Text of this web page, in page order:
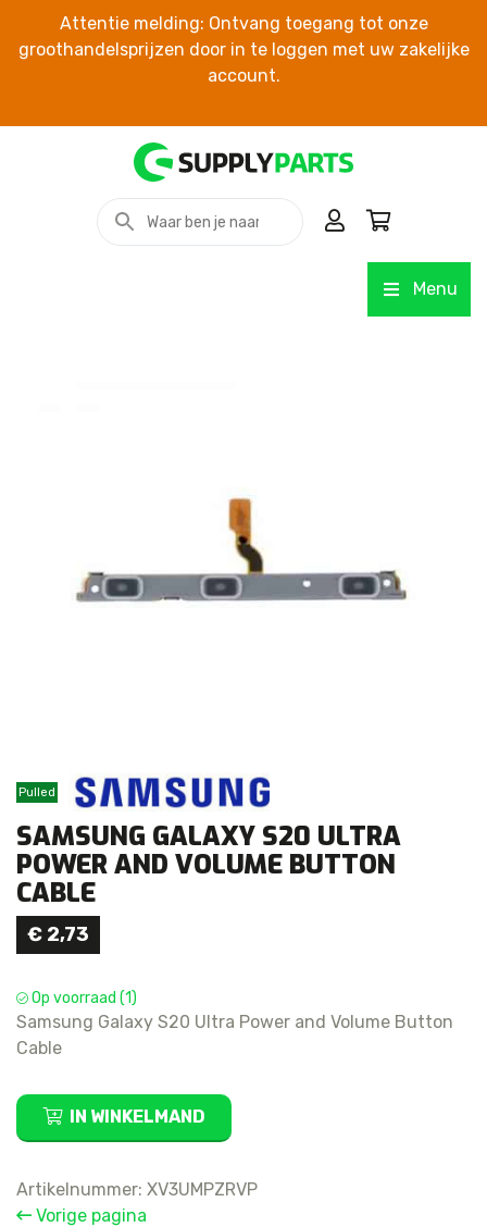
Attentie melding: Ontvang toegang tot onze
groothandelsprijzen door in te loggen met uw zakelijke
account.
Menu
Pulled
SAMSUNG GALAXY S20 ULTRA
POWER AND VOLUME BUTTON
CABLE
€ 2,73
Op voorraad (1)
Samsung Galaxy S20 Ultra Power and Volume Button
Cable
Samsung
Galaxy
Ultra
Power
IN WINKELMAND
Artikelnummer: XV3UMPZRVP
Vorige pagina